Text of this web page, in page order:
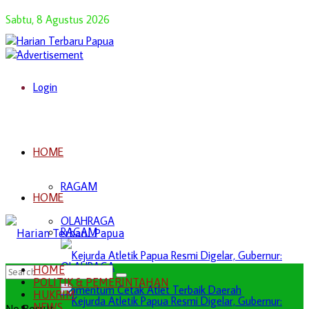
Sabtu, 8 Agustus 2026
Login
HOME
RAGAM
OLAHRAGA
HOME
RAGAM
OLAHRAGA
HOME
POLITIK & PEMERINTAHAN
HUKRIM